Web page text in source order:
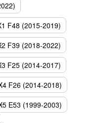
F48 (2015-2019)
F39 (2018-2022)
F25 (2014-2017)
F26 (2014-2018)
E53 (1999-2003)